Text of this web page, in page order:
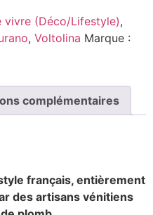
vivre (Déco/Lifestyle),
, Voltolina Marque :
complémentaires
français, entièrement
des artisans vénitiens